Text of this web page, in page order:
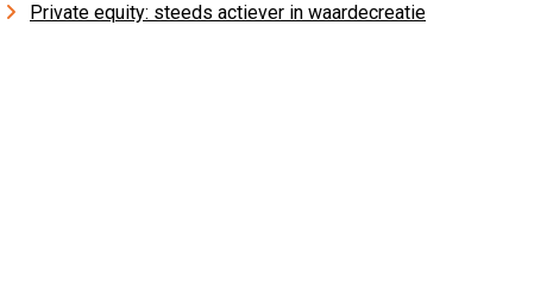
Private equity: steeds actiever in waardecreatie